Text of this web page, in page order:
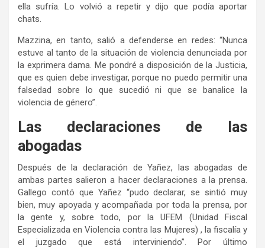
ella sufría. Lo volvió a repetir y dijo que podía aportar
chats.
Mazzina, en tanto, salió a defenderse en redes: “Nunca
estuve al tanto de la situación de violencia denunciada por
la exprimera dama. Me pondré a disposición de la Justicia,
que es quien debe investigar, porque no puedo permitir una
falsedad sobre lo que sucedió ni que se banalice la
violencia de género”.
Las declaraciones de las
abogadas
Después de la declaración de Yañez, las abogadas de
ambas partes salieron a hacer declaraciones a la prensa.
Gallego contó que Yañez “pudo declarar, se sintió muy
bien, muy apoyada y acompañada por toda la prensa, por
la gente y, sobre todo, por la UFEM (Unidad Fiscal
Especializada en Violencia contra las Mujeres) , la fiscalía y
el juzgado que está interviniendo”. Por último